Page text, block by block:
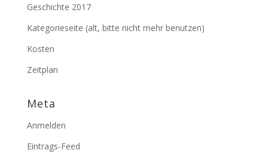
Geschichte 2017
Kategorieseite (alt, bitte nicht mehr benutzen)
Kosten
Zeitplan
Meta
Anmelden
Eintrags-Feed